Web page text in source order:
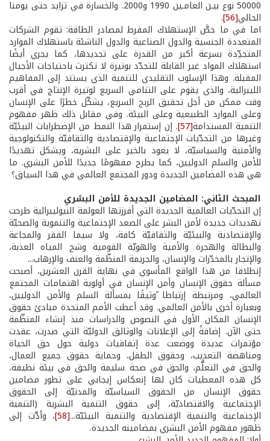
50000 نوع بيـن العامـين 1990 و2000. والخسارة في تزايد حتى يومنا
الحالي[56]
.
اما في ما خصَّ الإستهلاك المفرط لمصادر الطاقة: تقوم الشركات
المتعددة الجنسية والدول الصناعية والدول الناشئة باستهلاك الموارد
المتجدِّدة بسرعة أكبر من القدرة على تجديدها، كما يجري أيضًا
استهلاك المواد غير القابلة للتجدّد بوتيرة لا تكترث باحتياجات الأجيال
المقبلة. وهذا الإسلوب التقليدي للتنمية الذي يستند إلى المفاهيم
الليبرالية، والذي يقوم على التنامي السريع لوتيرة الإنتاج في أقرب
وقت ممكن من أجل تحقيق الربح السريع، يشكّل خطرًا على الإنسان
وعلى الموارد الطبيعية وعلى البيئة. وفي مقابل ذلك ظهر مفهوم
التنمية المستدامة[57] . إن إستمرار هذا النمط من الإضطرابات البيئيّة
وغيرها من التحدّيات الإجتماعية والإقتصادية والثقافيّة والتكنولوجية
والأمنية والسياسيّة، لا يعود بالخير على البشرية، ويشكل تهديدًا
للأمن والسلم الدوليين، كما يطرح مفهومًا جديدًا للأمن البشري. ما
هي هذه المضامين الجديدة ودور المجتمع العالمي في هذا السياق؟
المبحث الثاني: المضامين الجديدة للأمن البشري
إن التحدّيات العالمية الجديدة التي أفرزتها العولمة النيوليبرالية طرحت
تهديدات جديدة لأمن البشر على الصعد الإجتماعية والتنموية والصحيّة
والإقتصادية والبيئيّة والثقافيّة كافة، ولا سيما الفقر والمجاعة
والبطالة والهجرة والأمية والهويّة القومية وشح المياه العذبة،
والإتجار بالمخدّرات والإنسان، والجريمة المنظّمة والعنف والإرهاب...
إنطلاقا من هذا الواقع المأسوي في نهاية القرن العشرين، أصبحت
مسألة حقوق الإنسان وأمن الإنسان في أولوية اهتمامات المجتمع
العالمي، ومرتبطة إرتباطا ًوثيقًا بمسألة السلم والأمن الدوليين،
وبعبارة أخرى بالأمن العالمي. وقد أعطت الأمم المتحدة مبادئ حقوق
الإنسان المكان الأول في النصوص والدراسات منذ إنشاء المنظّمة
حتى الآن. إضافةً إلى الإعلانات والوثائق الدوليّة التي صدرت، عقدت
مؤتمرات عديدة ووضعت عدة إتفاقيات دولية حول حق الحياة
ومناهضة التعذيب، وحقوق الطفل، وحماية حقوق جميع العمال،
والحق في التعلُّم، والحق في صحة سليمة والحق في بيئة نظيفة،
كل هذه المعطيات كان لها إنعكاس إيجابي على تطور مضامين
حقوق الإنسان من الحقوق السياسيّة والمدنيّة إلى الحقوق
الإجتماعية والاقتصاديّة، إلى حقوق التنمية البشرية (التنمية
الإجتماعية والتنمية الإقتصادية والتنمية البيئيّة...[58] ، وأدَّت إلى
ظهور مفهوم الأمن البشري بمضامينه الجديدة.